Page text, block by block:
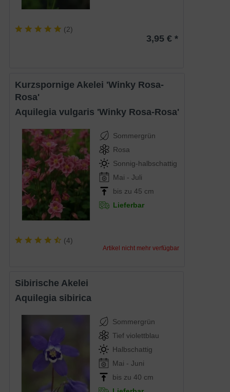
(2)
3,95 € *
Kurzspornige Akelei 'Winky Rosa-
Rosa'
Aquilegia vulgaris 'Winky Rosa-Rosa'
Sommergrün
Rosa
Sonnig-halbschattig
Mai - Juli
bis zu 45 cm
Lieferbar
(4)
Artikel nicht mehr verfügbar
Sibirische Akelei
Aquilegia sibirica
Sommergrün
Tief violettblau
Halbschattig
Mai - Juni
bis zu 40 cm